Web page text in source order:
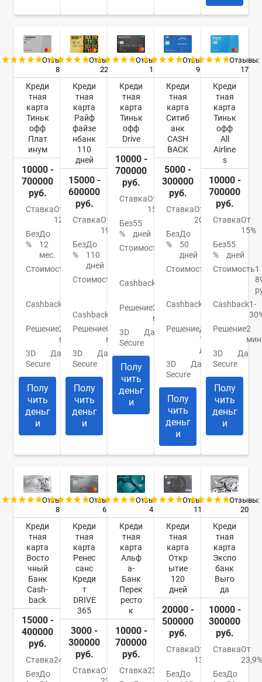
Отзывы:
8
Креди
тная
карта
Тиньк
офф
Плат
инум
10000 -
700000
руб.
СтавкаОт
12%
Без
%
До
12
мес.
Стоимость
руб./
Cashback
30%
Решение2
мин.
3D
Secure
Да
Полу
чить
деньг
и
Отзывы:
22
Креди
тная
карта
Райф
файзе
нбанк
110
дней
15000 -
600000
руб.
СтавкаОт
19%
Без
%
До
110
дней
Стоимость
От
Cashback
РешениеОт 2
мин.
3D
Secure
Да
Полу
чить
деньг
и
Отзывы:
1
Креди
тная
карта
Тиньк
офф
Drive
10000 -
700000
руб.
СтавкаОт
15%
Без
%
55
дней
Стоимость
990
руб./
год
Cashback
Решение2
мин.
3D
Secure
Да
Полу
чить
деньг
и
Отзывы:
9
Креди
тная
карта
Ситиб
анк
CASH
BACK
5000 -
300000
руб.
СтавкаОт
20.9%
Без
%
До
50
дней
Стоимость
До
Cashback
До
РешениеДо
1
дня
3D
Secure
Да
Полу
чить
деньг
и
Отзывы:
17
Креди
тная
карта
Тиньк
офф
All
Airline
s
10000 -
700000
руб.
СтавкаОт
15%
Без
%
55
дней
Стоимость1
Cashback1-
Решение2
3D
Secure
Да
Полу
чить
деньг
и
Отзывы:
8
Креди
тная
карта
Восто
чный
Банк
Cash-
back
15000 -
400000
руб.
Ставка24%
БезДо
Отзывы:
6
Креди
тная
карта
Ренес
санс
Креди
т
DRIVE
365
3000 -
300000
руб.
СтавкаОт
Отзывы:
4
Креди
тная
карта
Альф
а-
Банк
Перек
ресто
к
10000 -
700000
руб.
Ставка23.99%
Отзывы:
11
Креди
тная
карта
Откр
ытие
120
дней
20000 -
500000
руб.
СтавкаОт
13,9%
БезДо
Отзывы:
20
Креди
тная
карта
Экспо
банк
Выго
да
10000 -
300000
руб.
СтавкаОт
23,9%
БезДо